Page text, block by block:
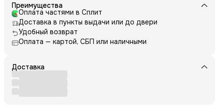
Преимущества
Оплата частями в Сплит
Доставка в пункты выдачи или до двери
Удобный возврат
Оплата — картой, СБП или наличными
Доставка